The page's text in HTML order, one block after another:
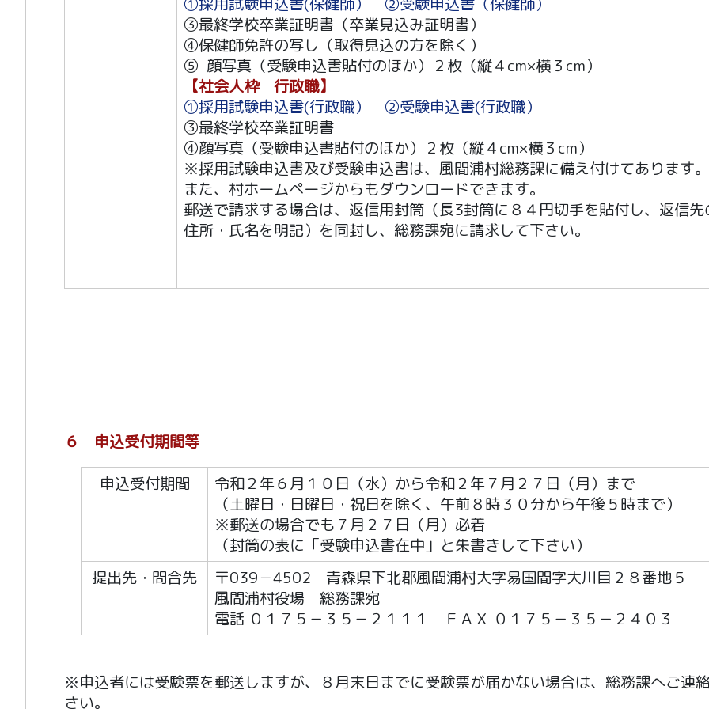
③最終学校卒業証明書（卒業見込み証明書）
④保健師免許の写し（取得見込の方を除く）
⑤ 顔写真（受験申込書貼付のほか）２枚（縦４cm×横３cm）
【社会人枠 行政職】
①採用試験申込書(行政職）
②受験申込書(行政職）
③最終学校卒業証明書
④顔写真（受験申込書貼付のほか）２枚（縦４cm×横３cm）
※採用試験申込書及び受験申込書は、風間浦村総務課に備え付けてあります。
また、村ホームページからもダウンロードできます。
郵送で請求する場合は、返信用封筒（長3封筒に８４円切手を貼付し、返信先
住所・氏名を明記）を同封し、総務課宛に請求して下さい。
６ 申込受付期間等
申込受付期間
令和２年６月１０日（水）から令和２年７月２７日（月）まで
（土曜日・日曜日・祝日を除く、午前８時３０分から午後５時まで）
※郵送の場合でも７月２７日（月）必着
（封筒の表に「受験申込書在中」と朱書きして下さい）
提出先・問合先
〒039－4502 青森県下北郡風間浦村大字易国間字大川目２８番地５
風間浦村役場 総務課宛
電話 ０１７５－３５－２１１１ ＦＡＸ ０１７５－３５－２４０３
※申込者には受験票を郵送しますが、８月末日までに受験票が届かない場合は、総務課へご連
さい。